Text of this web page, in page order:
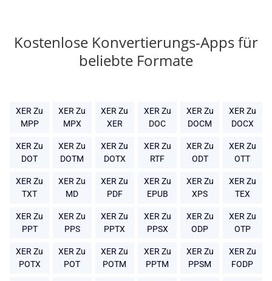
Kostenlose Konvertierungs-Apps für
beliebte Formate
XER Zu
MPP
XER Zu
MPX
XER Zu
XER
XER Zu
DOC
XER Zu
DOCM
XER Zu
DOCX
XER Zu
DOT
XER Zu
DOTM
XER Zu
DOTX
XER Zu
RTF
XER Zu
ODT
XER Zu
OTT
XER Zu
TXT
XER Zu
MD
XER Zu
PDF
XER Zu
EPUB
XER Zu
XPS
XER Zu
TEX
XER Zu
PPT
XER Zu
PPS
XER Zu
PPTX
XER Zu
PPSX
XER Zu
ODP
XER Zu
OTP
XER Zu
POTX
XER Zu
POT
XER Zu
POTM
XER Zu
PPTM
XER Zu
PPSM
XER Zu
FODP